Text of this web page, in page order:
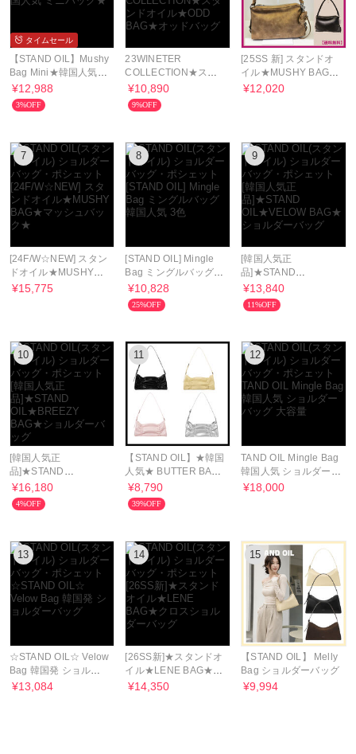
タイムセール
【STAND OIL】Mushy
Bag Mini★韓国人気
ミニバッグ★
¥12,988
3%OFF
23WINETER
COLLECTION★スタ
ンドオイル★ODD
BAG★オッドバッグ
¥10,890
9%OFF
[25SS 新] スタンドオ
イル★MUSHY BAG
MINI★マッシュミニバ
¥12,020
7
[24F/W☆NEW] スタン
ドオイル★MUSHY
BAG★マッシュバック
¥15,775
8
[STAND OIL] Mingle
Bag ミングルバッグ
韓国人気 3色
¥10,828
25%OFF
9
[韓国人気正
品]★STAND
OIL★VELOW BAG★
ショルダーバッグ
¥13,840
11%OFF
10
[韓国人気正
品]★STAND
OIL★BREEZY BAG★
ショルダーバッグ
¥16,180
4%OFF
11
【STAND OIL】★韓国
人気★ BUTTER BAG
CLASSIC / 送料・関税
込
¥8,790
39%OFF
12
TAND OIL Mingle Bag
韓国人気 ショルダーバ
ッグ 大容量
¥18,000
13
☆STAND OIL☆ Velow
Bag 韓国発 ショルダ
ーバッグ
¥13,084
14
[26SS新]★スタンドオ
イル★LENE BAG★ク
ロスショルダーバッグ
¥14,350
15
【STAND OIL】 Melly
Bag ショルダーバッグ
¥9,994